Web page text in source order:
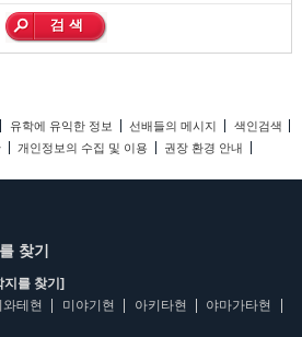
유학에 유익한 정보 선배들의 메시지
색인검색
개인정보의 수집 및 이용 권장 환경 안내
찾기
지를 찾기]
와테현 미야기현 아키타현
야마가타현